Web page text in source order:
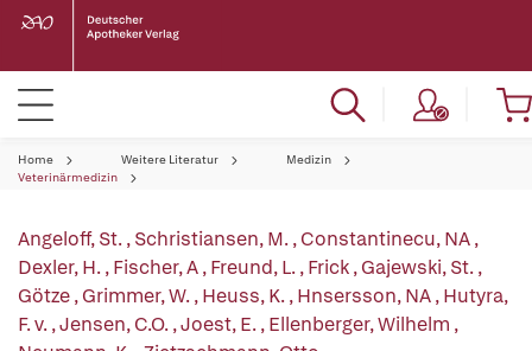
Home Weitere Literatur
Medizin
Veterinärmedizin
Angeloff, St.,Schristiansen, M.,Constantinecu, NA,
Dexler, H.,Fischer, A,Freund, L.,Frick,Gajewski, St.,
Götze,Grimmer, W.,Heuss, K.,Hnsersson, NA,Hutyra,
F. v.,Jensen, C.O.,Joest, E.,Ellenberger, Wilhelm ,